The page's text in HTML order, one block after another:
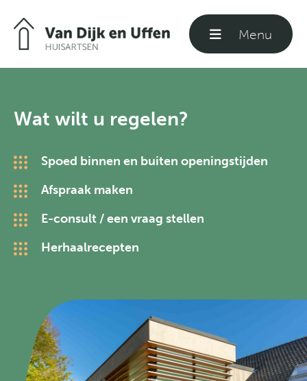
Sluiten
Formulieren
Menu
Wat wilt u regelen?
Spoed binnen en buiten openingstijden
Afspraak maken
E-consult / een vraag stellen
Herhaalrecepten